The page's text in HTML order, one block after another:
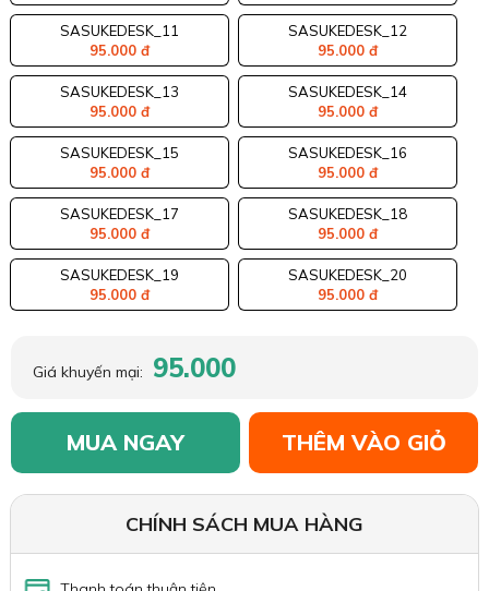
SASUKEDESK_11
95.000 đ
SASUKEDESK_12
95.000 đ
SASUKEDESK_13
95.000 đ
SASUKEDESK_14
95.000 đ
SASUKEDESK_15
95.000 đ
SASUKEDESK_16
95.000 đ
SASUKEDESK_17
95.000 đ
SASUKEDESK_18
95.000 đ
SASUKEDESK_19
95.000 đ
SASUKEDESK_20
95.000 đ
Giá khuyến mại: 95.000
MUA NGAY THÊM VÀO GIỎ
CHÍNH SÁCH MUA HÀNG